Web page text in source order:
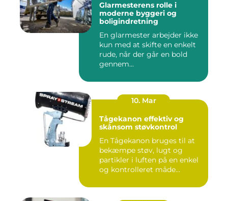
Glarmesterens rolle i
moderne byggeri og
boligindretning
En glarmester arbejder ikke
kun med at skifte en enkelt
rude, når der går en bold
gennem...
10. Mar
Tågekanon effektiv og
skånsom støvkontrol
En Tågekanon bruges til at
bekæmpe støv, lugt og
partikler i luften på en enkel
og kontrolleret måde...